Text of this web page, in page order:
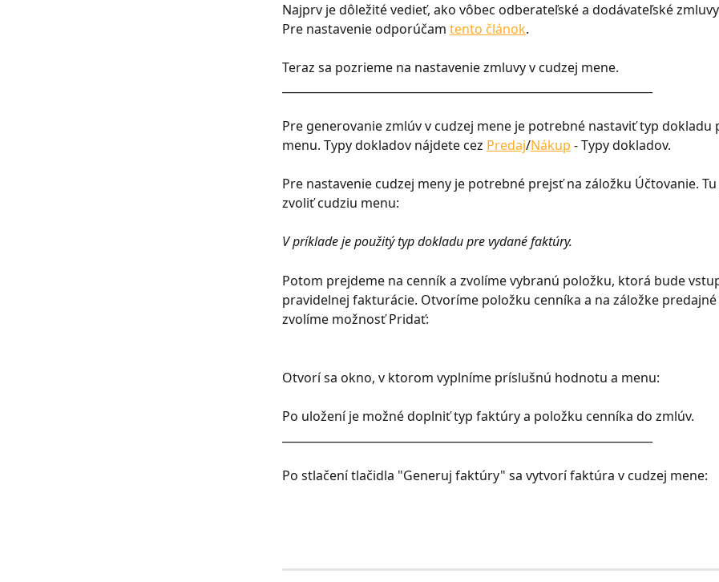
Najprv je dôležité vedieť, ako vôbec odberateľské a dodávateľské
Pre nastavenie odporúčam tento článok.
Teraz sa pozrieme na nastavenie zmluvy v cudzej mene.
Pre generovanie zmlúv v cudzej mene je potrebné nastaviť typ dokladu
menu. Typy dokladov nájdete cez Predaj/Nákup - Typy dokladov.
Pre nastavenie cudzej meny je potrebné prejsť na záložku Účtovanie.
zvoliť cudziu menu:
V príklade je použitý typ dokladu pre vydané faktúry.
Potom prejdeme na cenník a zvolíme vybranú položku, ktorá bude
pravidelnej fakturácie. Otvoríme položku cenníka a na záložke predajné
zvolíme možnosť Pridať:
Otvorí sa okno, v ktorom vyplníme príslušnú hodnotu a menu:
Po uložení je možné doplniť typ faktúry a položku cenníka do zmlúv.
Po stlačení tlačidla "Generuj faktúry" sa vytvorí faktúra v cudzej mene: